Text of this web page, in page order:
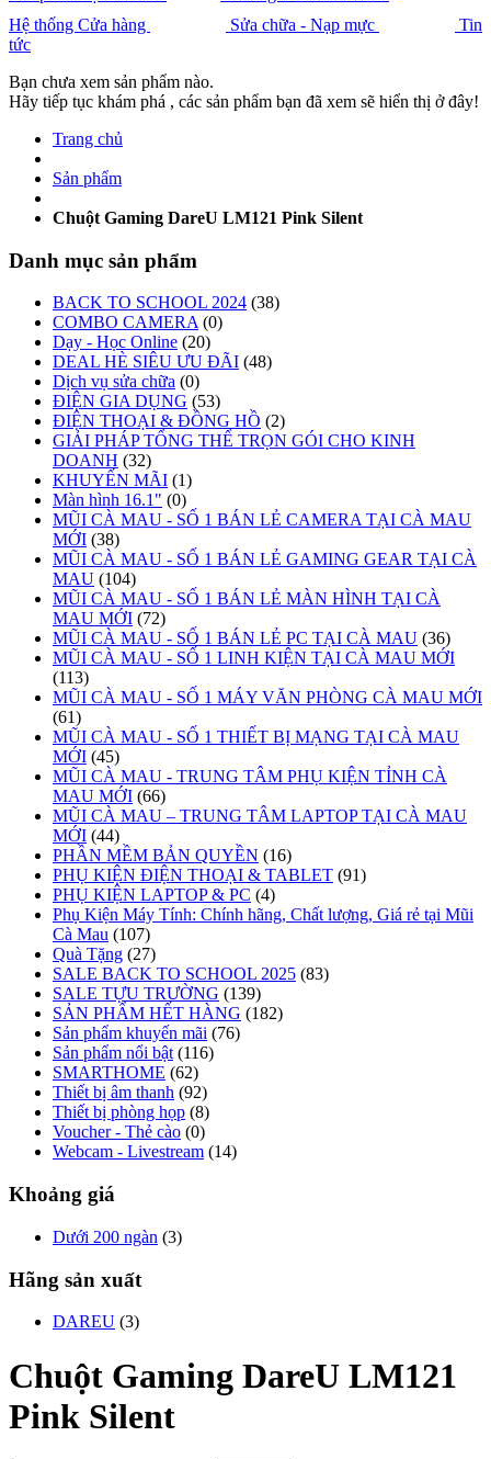
Hệ thống Cửa hàng
Sửa chữa - Nạp mực
Tin
tức
Bạn chưa xem sản phẩm nào.
Hãy tiếp tục khám phá , các sản phẩm bạn đã xem sẽ hiển thị ở đây!
Trang chủ
Sản phẩm
Chuột Gaming DareU LM121 Pink Silent
Danh mục sản phẩm
BACK TO SCHOOL 2024 (38)
COMBO CAMERA (0)
Dạy - Học Online (20)
DEAL HÈ SIÊU ƯU ĐÃI (48)
Dịch vụ sửa chữa (0)
ĐIỆN GIA DỤNG (53)
ĐIỆN THOẠI & ĐỒNG HỒ (2)
GIẢI PHÁP TỔNG THỂ TRỌN GÓI CHO KINH
DOANH (32)
KHUYẾN MÃI (1)
Màn hình 16.1" (0)
MŨI CÀ MAU - SỐ 1 BÁN LẺ CAMERA TẠI CÀ MAU
MỚI (38)
MŨI CÀ MAU - SỐ 1 BÁN LẺ GAMING GEAR TẠI CÀ
MAU (104)
MŨI CÀ MAU - SỐ 1 BÁN LẺ MÀN HÌNH TẠI CÀ
MAU MỚI (72)
MŨI CÀ MAU - SỐ 1 BÁN LẺ PC TẠI CÀ MAU (36)
MŨI CÀ MAU - SỐ 1 LINH KIỆN TẠI CÀ MAU MỚI
(113)
MŨI CÀ MAU - SỐ 1 MÁY VĂN PHÒNG CÀ MAU MỚI
(61)
MŨI CÀ MAU - SỐ 1 THIẾT BỊ MẠNG TẠI CÀ MAU
MỚI (45)
MŨI CÀ MAU - TRUNG TÂM PHỤ KIỆN TỈNH CÀ
MAU MỚI (66)
MŨI CÀ MAU – TRUNG TÂM LAPTOP TẠI CÀ MAU
MỚI (44)
PHẦN MỀM BẢN QUYỀN (16)
PHỤ KIỆN ĐIỆN THOẠI & TABLET (91)
PHỤ KIỆN LAPTOP & PC (4)
Phụ Kiện Máy Tính: Chính hãng, Chất lượng, Giá rẻ tại Mũi
Cà Mau (107)
Quà Tặng (27)
SALE BACK TO SCHOOL 2025 (83)
SALE TỰU TRƯỜNG (139)
SẢN PHẨM HẾT HÀNG (182)
Sản phẩm khuyến mãi (76)
Sản phẩm nổi bật (116)
SMARTHOME (62)
Thiết bị âm thanh (92)
Thiết bị phòng họp (8)
Voucher - Thẻ cào (0)
Webcam - Livestream (14)
Khoảng giá
Dưới 200 ngàn (3)
Hãng sản xuất
DAREU (3)
Chuột Gaming DareU LM121
Pink Silent